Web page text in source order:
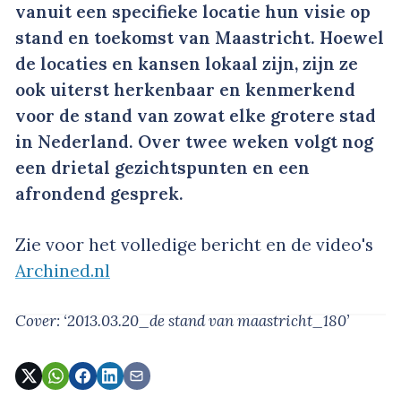
vanuit een specifieke locatie hun visie op
stand en toekomst van Maastricht. Hoewel
de locaties en kansen lokaal zijn, zijn ze
ook uiterst herkenbaar en kenmerkend
voor de stand van zowat elke grotere stad
in Nederland. Over twee weken volgt nog
een drietal gezichtspunten en een
afrondend gesprek.
Zie voor het volledige bericht en de video's
Archined.nl
Cover: ‘2013.03.20_de stand van maastricht_180’